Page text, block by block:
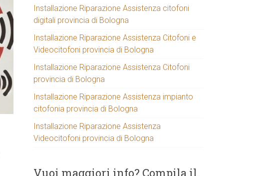
Installazione Riparazione Assistenza citofoni
digitali provincia di Bologna
Installazione Riparazione Assistenza Citofoni e
Videocitofoni provincia di Bologna
Installazione Riparazione Assistenza Citofoni
provincia di Bologna
Installazione Riparazione Assistenza impianto
citofonia provincia di Bologna
Installazione Riparazione Assistenza
Videocitofoni provincia di Bologna
Vuoi maggiori info? Compila il